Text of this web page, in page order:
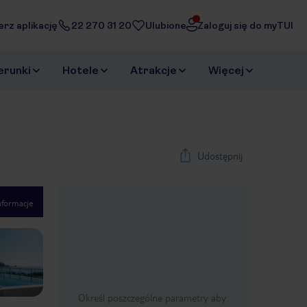
aplikację 22 270 31 20 Ulubione Zaloguj się do myTUI
Hotele Atrakcje Więcej
Udostępnij
Określ poszczególne parametry aby
1 /22